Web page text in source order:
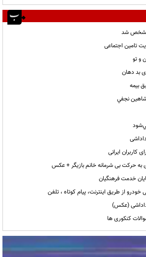
مشخص شد
تامین اجتماعی
و تو
بیمه
شاهين نجفي
به حرکت بی شرمانه خانم بازیگر + عکس
خودرو از طریق اینترنت، پیام کوتاه ، تلفن
(عکس)
کنکوری ها